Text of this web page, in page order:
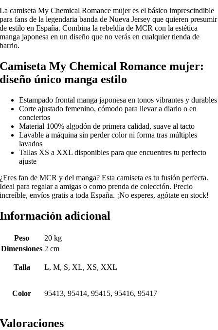
La camiseta My Chemical Romance mujer es el básico imprescindible
para fans de la legendaria banda de Nueva Jersey que quieren presumir
de estilo en España. Combina la rebeldía de MCR con la estética
manga japonesa en un diseño que no verás en cualquier tienda de
barrio.
Camiseta My Chemical Romance mujer:
diseño único manga estilo
Estampado frontal manga japonesa en tonos vibrantes y durables
Corte ajustado femenino, cómodo para llevar a diario o en
conciertos
Material 100% algodón de primera calidad, suave al tacto
Lavable a máquina sin perder color ni forma tras múltiples
lavados
Tallas XS a XXL disponibles para que encuentres tu perfecto
ajuste
¿Eres fan de MCR y del manga? Esta camiseta es tu fusión perfecta.
Ideal para regalar a amigas o como prenda de colección. Precio
increíble, envíos gratis a toda España. ¡No esperes, agótate en stock!
Información adicional
Peso
20 kg
Dimensiones 2 cm
Talla L, M, S, XL, XS, XXL
Color 95413, 95414, 95415, 95416, 95417
Valoraciones